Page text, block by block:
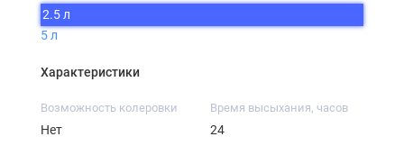
2.5 л
5 л
Характеристики
Возможность колеровки
Нет
Время высыхания, часов
24